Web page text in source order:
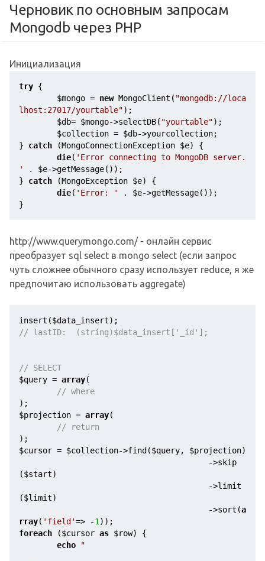
Черновик по основным запросам
Mongodb через PHP
Инициализация
try {
$mongo = new MongoClient( "mongodb://loca
lhost:27017/yourtable");
$db= $mongo->selectDB( "yourtable");
$collection = $db->yourcollection;
} catch (MongoConnectionException $e) {
die( 'Error connecting to MongoDB server.
'
. $e->getMessage());
} catch (MongoException $e) {
die( 'Error: ' . $e->getMessage());
}
http://www.querymongo.com/ - онлайн сервис
преобразует sql select в mongo select (если запрос
чуть сложнее обычного сразу использует reduce, я же
предпочитаю использовать aggregate)
insert($data_insert
// lastID:  (string)$data_insert['_id'];
// SELECT
$query = array(
// where
$projection = array(
// return
$cursor = $collection->find($query, $projection)
($start)
($limit)
                                        ->sort(
a
rray( 'field'=> -1
foreach ($cursor as $row) {
echo
"